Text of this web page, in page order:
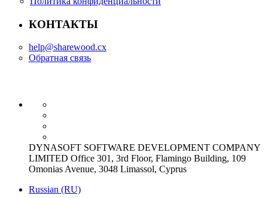
КОНТАКТЫ
help@sharewood.cx
Обратная связь
DYNASOFT SOFTWARE DEVELOPMENT COMPANY
LIMITED Office 301, 3rd Floor, Flamingo Building, 109
Omonias Avenue, 3048 Limassol, Cyprus
Russian (RU)